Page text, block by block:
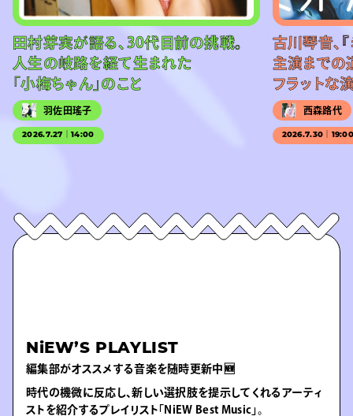
田村芽実が語る、30代目前の挑戦。
人生の岐路を経て生まれた
「小梅ちゃん」のこと
羽佐田瑤子
2026.7.27｜14:00
古川琴音、
主演までの
フラットな
西森路代
2026.7.30｜
NiEW’S PLAYLIST
編集部がオススメする音楽を随時更新中🆕
時代の機微に反応し、新しい選択肢を提示してくれるアーティ
ストを紹介するプレイリスト「NiEW Best Music」。